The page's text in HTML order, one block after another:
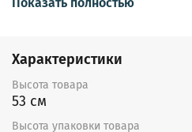
эффективностью вплоть до
Фильтровальный материал
эксплуатационных
термостойкость,
и, как следствие, высокая
Характеристики
Высота товара
53 см
Высота упаковки товара